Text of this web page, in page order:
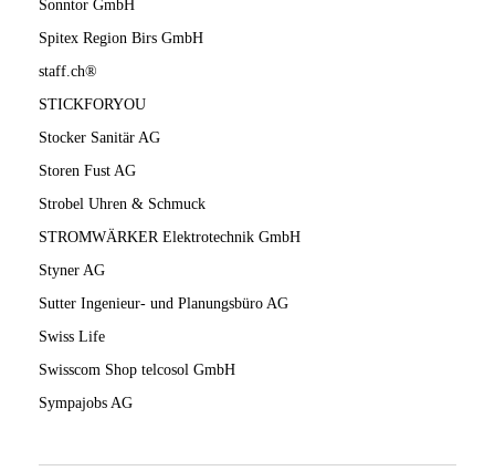
Sonntor GmbH
Spitex Region Birs GmbH
staff.ch®
STICKFORYOU
Stocker Sanitär AG
Storen Fust AG
Strobel Uhren & Schmuck
STROMWÄRKER Elektrotechnik GmbH
Styner AG
Sutter Ingenieur- und Planungsbüro AG
Swiss Life
Swisscom Shop telcosol GmbH
Sympajobs AG